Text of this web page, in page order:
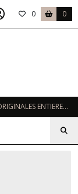
0 0
PLUS QU'UN VETEMENT, DES CREATIONS UNIQUES ET ORIGINALES ENTIEREMENT REALISEES A LA MAIN EN FRANCE